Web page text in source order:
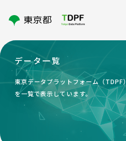
データ一覧
東京データプラットフォーム（TDPF
を一覧で表示しています。